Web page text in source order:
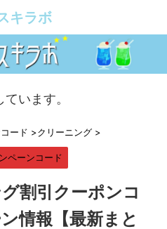
キラボ
います。
ード >クリーニング >
ペーンコード
割引クーポンコ
情報【最新まと